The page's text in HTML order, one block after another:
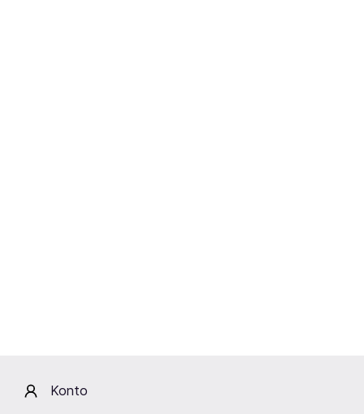
Konto
barytonowe